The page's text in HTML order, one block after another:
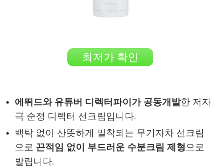
최저가 확인
에뛰드와 유튜버 디렉터파이가 공동개발한 저자
극 순정 디렉터 선크림입니다.
백탁 없이 산뜻하게 밀착되는 무기자차 선크림
으로 끈적임 없이 부드러운 수분크림 제형으로
발립니다.